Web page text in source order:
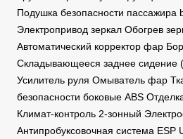
Подушка безопасности пассажира
Электропривод зеркал Обогрев
Автоматический корректор фар
Складывающееся заднее сидение
Усилитель руля Омыватель фар
безопасности боковые ABS
Климат-контроль 2-зонный
Антипробуксовочная система ESP